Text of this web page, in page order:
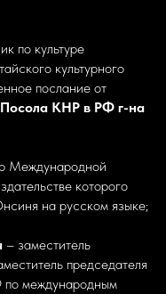
по культуре
культурного
послание от
КНР в РФ г-на
Международной
которого
на русском языке;
– заместитель
председателя
по международным